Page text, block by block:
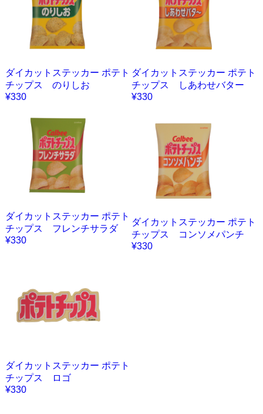
ダイカットステッカー ポテト
チップス のりしお
¥330
ダイカットステッカー ポテト
チップス しあわせバター
¥330
ダイカットステッカー ポテト
チップス フレンチサラダ
¥330
ダイカットステッカー ポテト
チップス コンソメパンチ
¥330
ダイカットステッカー ポテト
チップス ロゴ
¥330